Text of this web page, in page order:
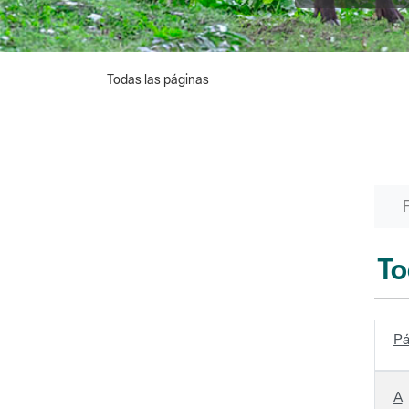
Todas las páginas
A